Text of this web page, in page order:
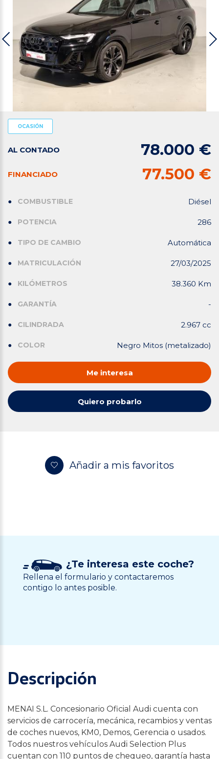
OCASIÓN
AL CONTADO 78.000 €
FINANCIADO 77.500 €
COMBUSTIBLE Diésel
POTENCIA 286
TIPO DE CAMBIO Automática
MATRICULACIÓN 27/03/2025
KILÓMETROS 38.360 Km
GARANTÍA -
CILINDRADA 2.967 cc
COLOR Negro Mitos (metalizado)
Me interesa
Quiero probarlo
Añadir a mis favoritos
¿Te interesa este coche?
Rellena el formulario y contactaremos
contigo lo antes posible.
Descripción
MENAI S.L. Concesionario Oficial Audi cuenta con
servicios de carrocería, mecánica, recambios y ventas
de coches nuevos, KM0, Demos, Gerencia o usados.
Todos nuestros vehículos Audi Selection Plus
cuentan con 110 puntos de chequeo, garantía hasta